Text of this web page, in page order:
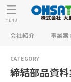
会社紹介 事業案
MENU
締結部品資